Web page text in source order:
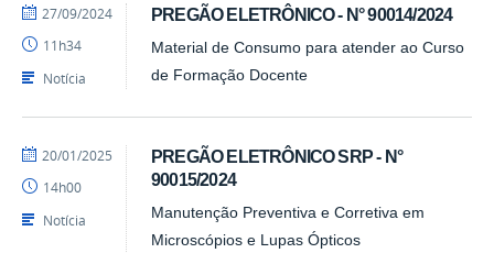
PREGÃO ELETRÔNICO - N° 90014/2024
Material de Consumo para atender ao Curso
de Formação Docente
por
-
PRA
publicado
27/09/2024
11h34
Notícia
PREGÃO ELETRÔNICO SRP - N°
90015/2024
Manutenção Preventiva e Corretiva em
Microscópios e Lupas Ópticos
por
-
PRA
publicado
20/01/2025
14h00
Notícia